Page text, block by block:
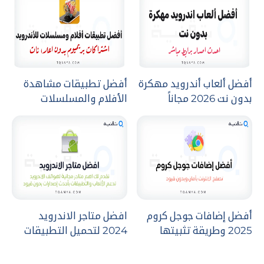
أفضل ألعاب أندرويد مهكرة
بدون نت 2026 مجاناً
أفضل تطبيقات مشاهدة
الأفلام والمسلسلات
أفضل إضافات جوجل كروم
2025 وطريقة تثبيتها
افضل متاجر الاندرويد
2024 لتحميل التطبيقات